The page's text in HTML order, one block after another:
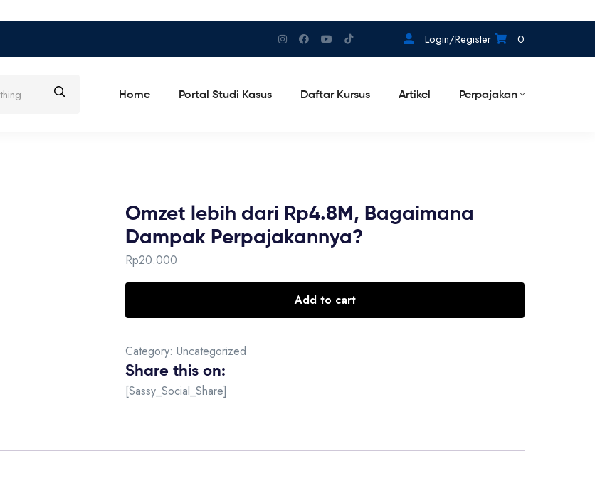
Login/Register 0
Home Portal Studi Kasus Daftar Kursus Artikel Perpajakan
Omzet lebih dari Rp4.8M, Bagaimana
Dampak Perpajakannya?
Rp20.000
Add to cart
Category: Uncategorized
Share this on:
[Sassy_Social_Share]